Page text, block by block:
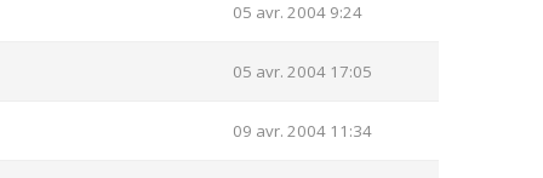
05 avr. 2004 9:24
05 avr. 2004 17:05
09 avr. 2004 11:34